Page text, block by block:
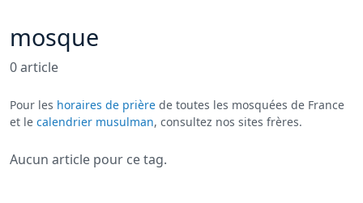
mosque
0 article
Pour les horaires de prière de toutes les mosquées de France
et le calendrier musulman, consultez nos sites frères.
Aucun article pour ce tag.